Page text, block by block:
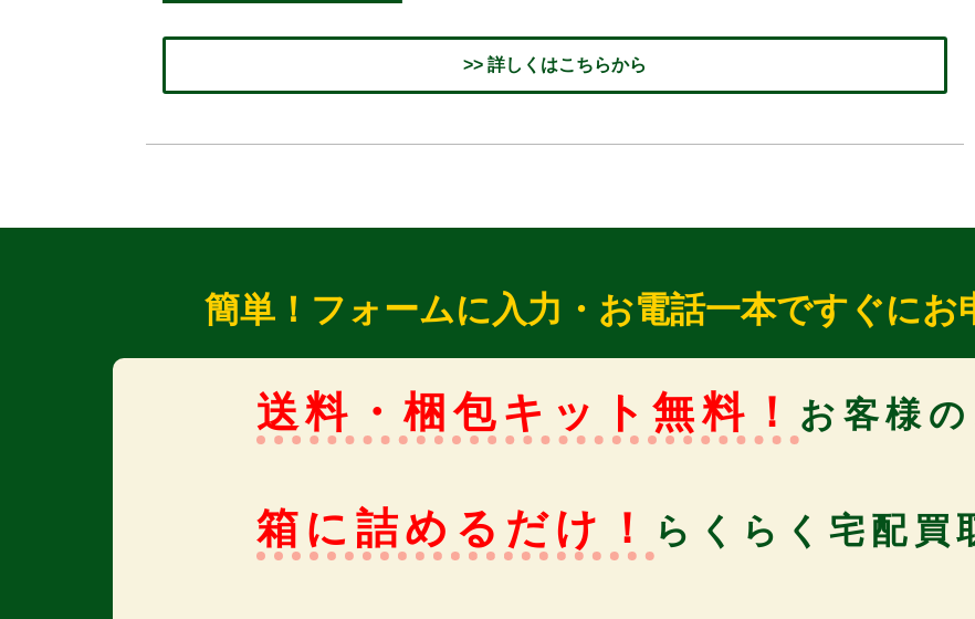
>> 詳しくはこちらから
簡単！フォームに入力・お電話一本ですぐにお
送料・梱包キット無料！ お客様
箱に詰めるだけ！ らくらく宅配買